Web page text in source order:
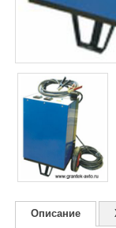
Описание